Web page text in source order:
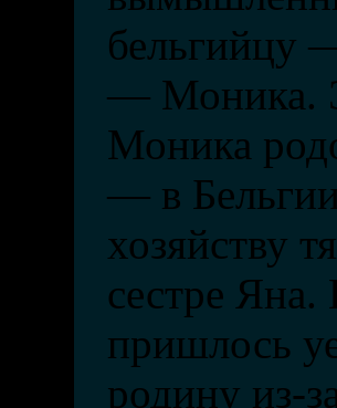
бельгийцу
— Моника.
Моника
— в
хозяйству
сестре
пришлось
родину из-